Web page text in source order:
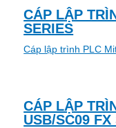
CÁP LẬP
SERIES
Cáp lập trình PLC
CÁP LẬP
USB/SC09 FX